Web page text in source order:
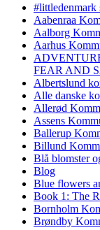
#littledenmark
Aabenraa
Aalborg
Aarhus
FEAR AND
Albertslund
Alle danske
Allerød
Assens
Ballerup
Billund
Blå blomster
Blog
Blue flowers
Book 1: The
Bornholm
Brøndby